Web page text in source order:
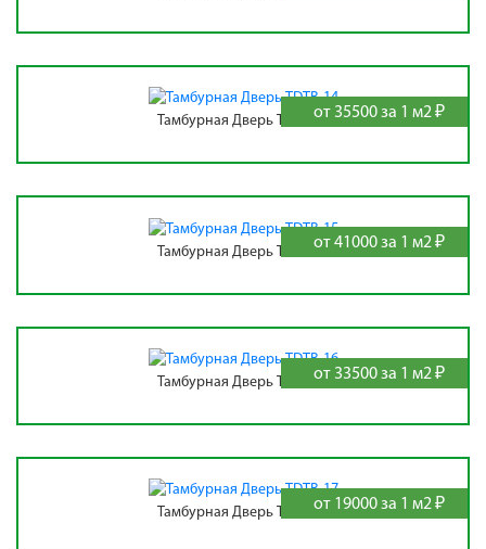
от 35500 за 1 м2 ₽
Тамбурная Дверь TDTB-14
от 41000 за 1 м2 ₽
Тамбурная Дверь TDTB-15
от 33500 за 1 м2 ₽
Тамбурная Дверь TDTB-16
от 19000 за 1 м2 ₽
Тамбурная Дверь TDTB-17